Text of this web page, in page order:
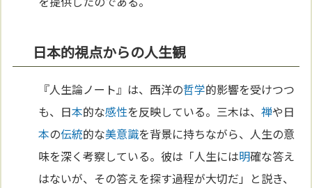
日本的視点からの人生観
『人生論ノート』は、西洋の哲学的影響を受けつつ
も、日本的な感性を反映している。三木は、禅や日
本の伝統的な美意識を背景に持ちながら、人生の意
味を深く考察している。彼は「人生には明確な答え
はないが、その答えを探す過程が大切だ」と説き、